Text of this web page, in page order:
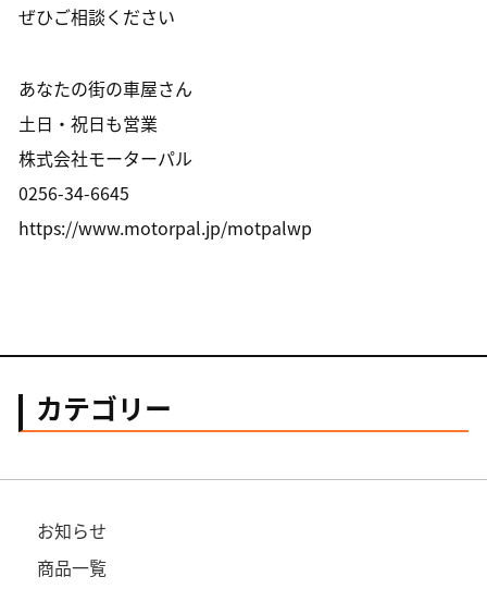
ぜひご相談ください
あなたの街の車屋さん
土日・祝日も営業
株式会社モーターパル
0256-34-6645
https://www.motorpal.jp/motpalwp
カテゴリー
お知らせ
商品一覧